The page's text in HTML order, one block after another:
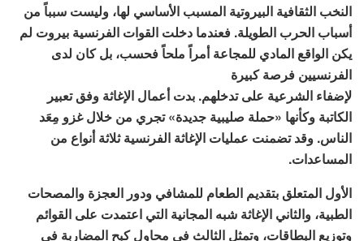
النخب الثقافية البيروتية المسبب الأساسي لها، وليست سبباً من
أسباب الحرب الطويلة. فعندما دخلت القوات الفرنسية بيروت لم
يكن الواقع المادي للمجاعة أمراً ملحاً فحسب، بل كان لدى
الفرنسيين فرصة كبيرة
لإضفاء الشرعية على تدخلهم. بدت أعمال الإغاثة وفق تعبير
الكاتبة وكأنها «حملة صليبية جديدة» تجري من خلال غزو مِعَد
الناس. وقد تضمنت عمليات الإغاثة الفرنسية ثلاثة أنواع من
المساعدات.
الأول المتعلق بتقديم الطعام للمشافي ودور العجزة والمصحات
الطبية، والثاني الإغاثة شبه المجانية التي اعتمدت على القوائم
وتوزيع البطاقات، وتمثل الثالث في محاول كبح المضاربة في